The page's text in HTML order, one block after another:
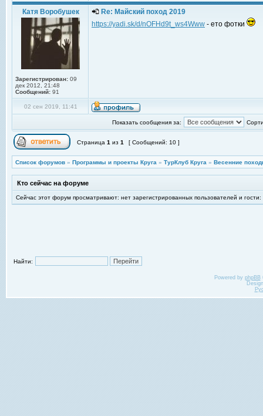
Катя Воробушек
Зарегистрирован: 09
дек 2012, 21:48
Сообщений: 91
Re: Майский поход 2019
https://yadi.sk/d/nOFHd9t_ws4Www - ето фотки
02 сен 2019, 11:41
Показать сообщения за:
Страница 1 из 1 [ Сообщений: 10 ]
Список форумов » Программы и проекты Круга » ТурКлуб Круга » Весенние
Кто сейчас на форуме
Сейчас этот форум просматривают: нет зарегистрированных пользователей и гости:
Найти:
Powered by phpBB